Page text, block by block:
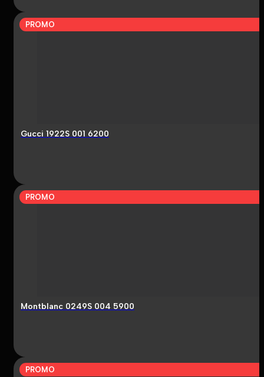
PROMO
Gucci 1922S 001 6200
PROMO
Montblanc 0249S 004 5900
PROMO